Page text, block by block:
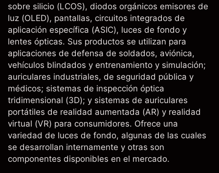
sobre silicio (LCOS), diodos orgánicos emisores de
luz (OLED), pantallas, circuitos integrados de
aplicación específica (ASIC), luces de fondo y
lentes ópticas. Sus productos se utilizan para
aplicaciones de defensa de soldados, aviónica,
vehículos blindados y entrenamiento y simulación;
auriculares industriales, de seguridad pública y
médicos; sistemas de inspección óptica
tridimensional (3D); y sistemas de auriculares
portátiles de realidad aumentada (AR) y realidad
virtual (VR) para consumidores. Ofrece una
variedad de luces de fondo, algunas de las cuales
se desarrollan internamente y otras son
componentes disponibles en el mercado.